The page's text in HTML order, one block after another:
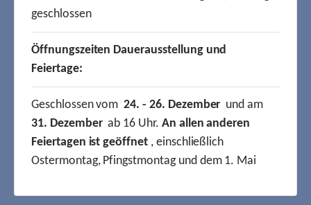
geschlossen
Öffnungszeiten Dauerausstellung und
Feiertage:
Geschlossen vom24. - 26. Dezember und am
31. Dezemberab 16 Uhr. An allen anderen
Feiertagen ist geöffnet, einschließlich
Ostermontag, Pfingstmontag und dem 1. Mai